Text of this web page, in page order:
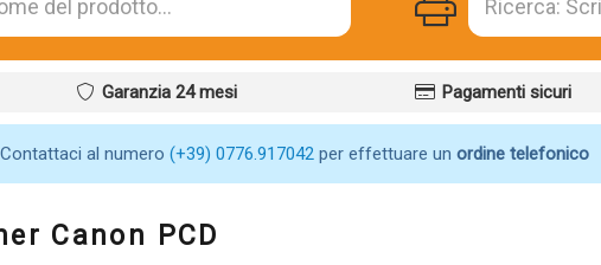
Garanzia 24 mesi Pagamenti sicuri
Contattaci al numero (+39) 0776.917042 per effettuare un ordine telefonico
Canon PCD